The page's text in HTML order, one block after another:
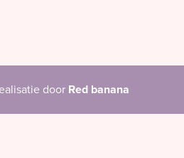
door Red banana